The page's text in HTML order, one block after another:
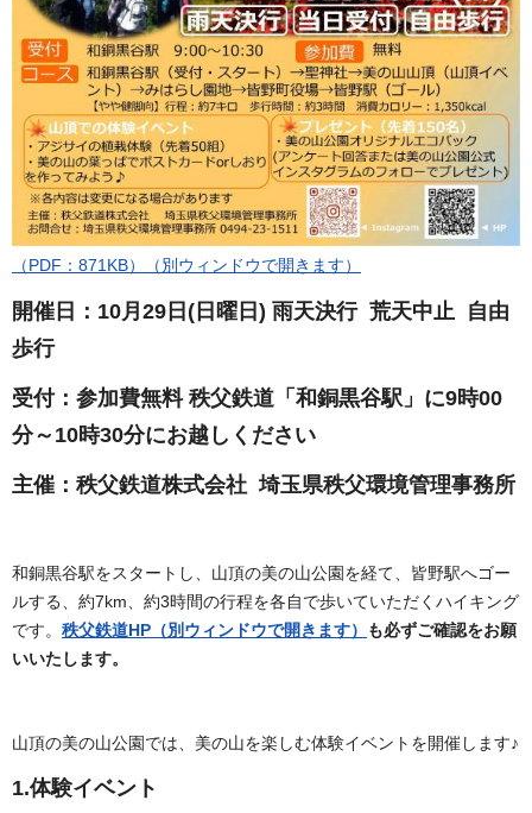
（PDF：871KB）（別ウィンドウで開きます）
開催日：10月29日(日曜日) 雨天決行 荒天中止 自由
歩行
受付：参加費無料 秩父鉄道「和銅黒谷駅」に9時00
分～10時30分にお越しください
主催：秩父鉄道株式会社 埼玉県秩父環境管理事務所
和銅黒谷駅をスタートし、山頂の美の山公園を経て、皆野駅へゴー
ルする、約7km、約3時間の行程を各自で歩いていただくハイキング
です。 秩父鉄道HP（別ウィンドウで開きます）
も必ずご確認をお願
いいたします。
山頂の美の山公園では、美の山を楽しむ体験イベントを開催します♪
1.体験イベント